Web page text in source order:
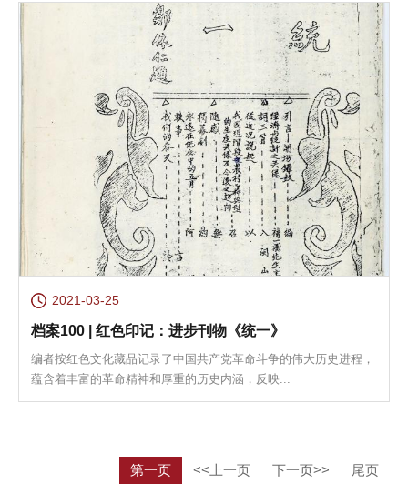
2021-03-25
档案100 | 红色印记：进步刊物《统一》
编者按红色文化藏品记录了中国共产党革命斗争的伟大历史进程，
蕴含着丰富的革命精神和厚重的历史内涵，反映...
第一页 <<上一页 下一页>> 尾页